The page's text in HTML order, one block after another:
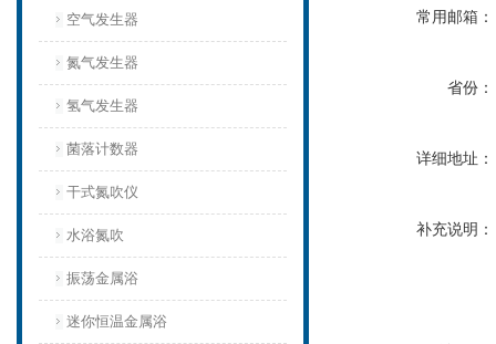
空气发生器
氮气发生器
氢气发生器
菌落计数器
干式氮吹仪
水浴氮吹
振荡金属浴
迷你恒温金属浴
常用邮箱：
省份：
详细地址：
补充说明：